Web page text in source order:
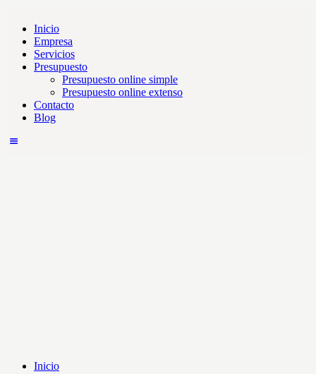
Inicio
Empresa
Servicios
Presupuesto
Presupuesto online simple
Presupuesto online extenso
Contacto
Blog
Inicio